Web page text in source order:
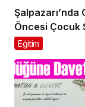
Şalpazarı’nda
Öncesi Çocuk
yapıldı
Eğitim